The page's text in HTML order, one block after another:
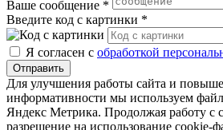
Ваше сообщение *
Введите код с картинки *
Я согласен с обработкой
Отправить
Для улучшения работы сайта и
информативности мы используем
Яндекс Метрика. Продолжая работу с
разрешение на использование cookie-